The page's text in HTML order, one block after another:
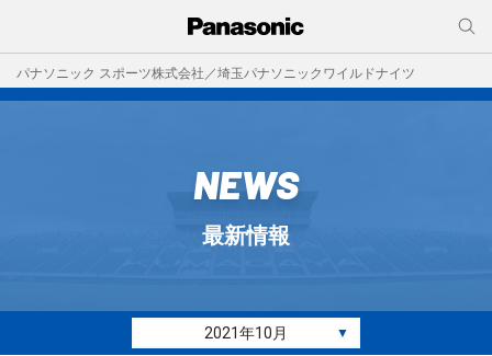
パナソニック スポーツ株式会社／埼玉パナソニックワイルドナイツ
NEWS
最新情報
2021年10月 ▼